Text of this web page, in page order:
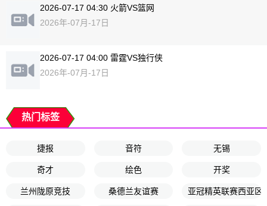
2026-07-17 04:30 火箭VS篮网
2026年-07月-17日
2026-07-17 04:00 雷霆VS独行侠
2026年-07月-17日
热门标签
捷报 音符 无锡
奇才 绘色 开奖
兰州陇原竞技 桑德兰友谊赛 亚冠精英联赛西亚区